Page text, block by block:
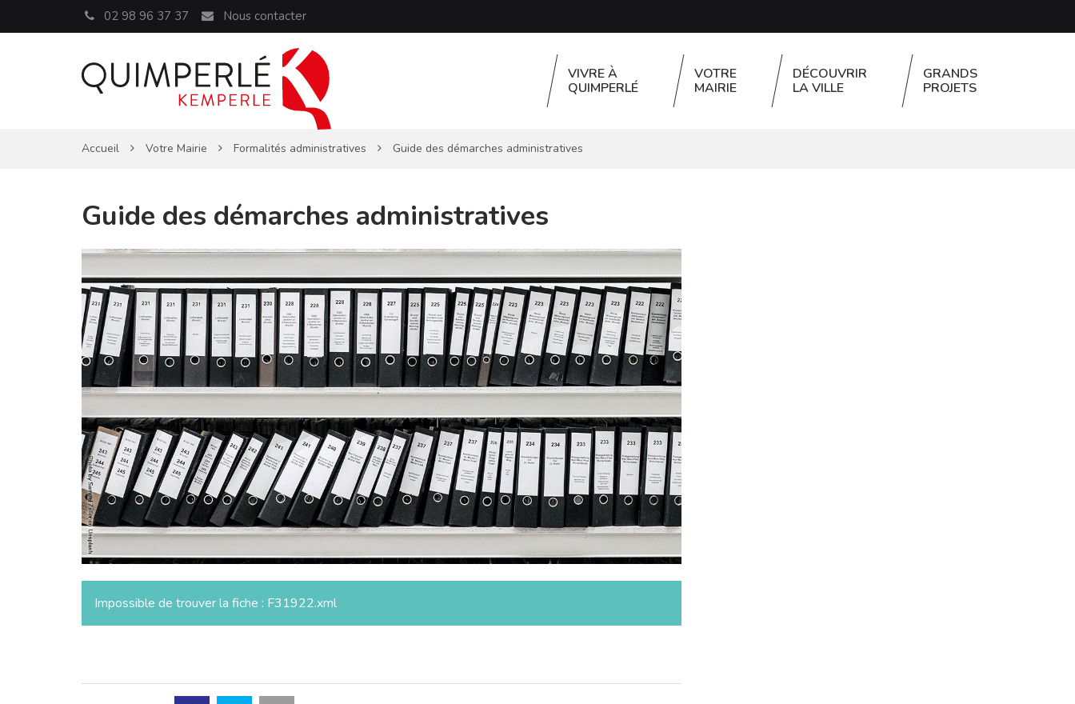
02 98 96 37 37 Nous contacter
VIVRE À
QUIMPERLÉ
VOTRE
MAIRIE
DÉCOUVRIR
LA VILLE
GRANDS
PROJETS
Accueil Votre Mairie Formalités administratives Guide des démarches administratives
Guide des démarches administratives
Impossible de trouver la fiche : F31922.xml